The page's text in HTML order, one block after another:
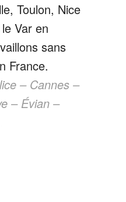
Toulon, Nice
Var en
sans
France.
– Cannes –
– Évian –